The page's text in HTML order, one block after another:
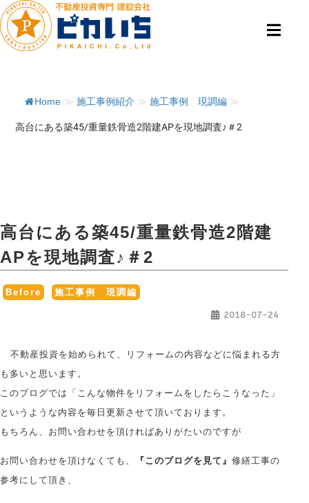
Home ≫ 施工事例紹介 ≫ 施工事例 現調編 ≫
高台にある築45/重量鉄骨造2階建APを現地調査♪＃2
高台にある築45/重量鉄骨造2階建
APを現地調査♪＃2
Before 施工事例 現調編
2018-07-24
不動産投資を始められて、リフォームの内容などに悩まれる方
も多いと思います。
このブログでは「こんな物件をリフォームをしたらこうなった」
というような内容を毎日更新させて頂いております。
もちろん、お問い合わせを頂ければありがたいのですが
お問い合わせを頂けなくても、 『このブログを見て』 修繕工事の
参考にして頂き、